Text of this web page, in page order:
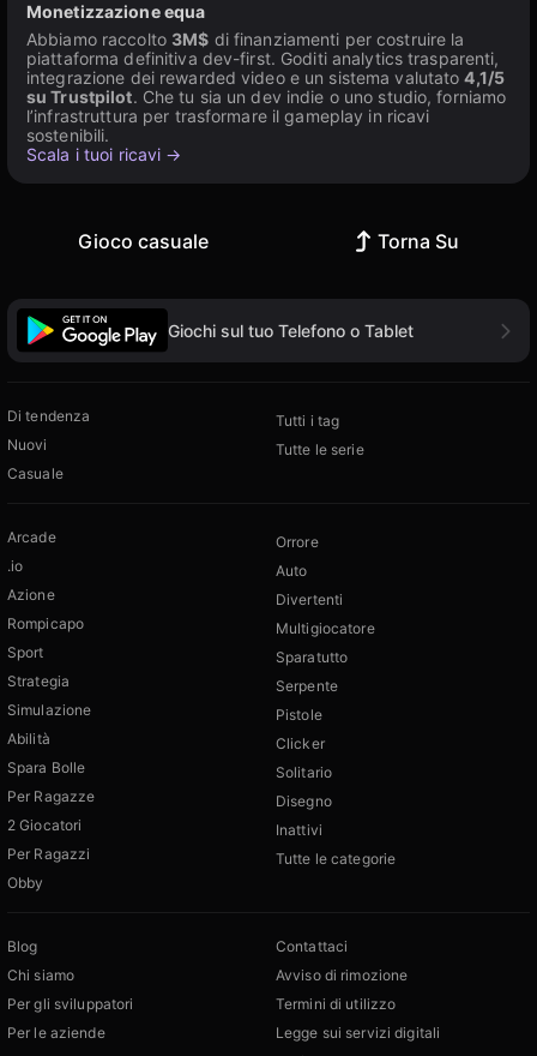
Monetizzazione equa
Abbiamo raccolto 3M$ di finanziamenti per costruire la
piattaforma definitiva dev-first. Goditi analytics trasparenti,
integrazione dei rewarded video e un sistema valutato4,1/5
su Trustpilot. Che tu sia un dev indie o uno studio, forniamo
l’infrastruttura per trasformare il gameplay in ricavi
sostenibili.
Scala i tuoi ricavi →
Gioco casuale Torna Su
Giochi sul tuo Telefono o Tablet
Di tendenza
Nuovi
Casuale
Tutti i tag
Tutte le serie
Arcade
.io
Azione
Rompicapo
Sport
Strategia
Simulazione
Abilità
Spara Bolle
Per Ragazze
2 Giocatori
Per Ragazzi
Obby
Orrore
Auto
Divertenti
Multigiocatore
Sparatutto
Serpente
Pistole
Clicker
Solitario
Disegno
Inattivi
Tutte le categorie
Blog
Chi siamo
Per gli sviluppatori
Per le aziende
Contattaci
Avviso di rimozione
Termini di utilizzo
Legge sui servizi digitali